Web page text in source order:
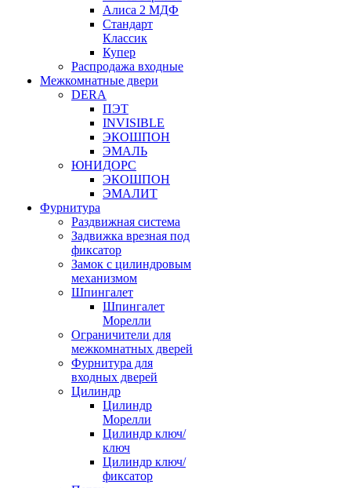
Алиса 2 МДФ
Стандарт
Классик
Купер
Распродажа входные
Межкомнатные двери
DERA
ПЭТ
INVISIBLE
ЭКОШПОН
ЭМАЛЬ
ЮНИДОРС
ЭКОШПОН
ЭМАЛИТ
Фурнитура
Раздвижная система
Задвижка врезная под
фиксатор
Замок с цилиндровым
механизмом
Шпингалет
Шпингалет
Морелли
Ограничители для
межкомнатных дверей
Фурнитура для
входных дверей
Цилиндр
Цилиндр
Морелли
Цилиндр ключ/
ключ
Цилиндр ключ/
фиксатор